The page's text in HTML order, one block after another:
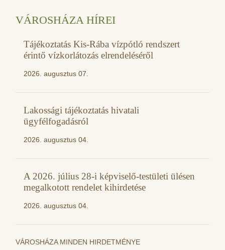
VÁROSHÁZA HÍREI
Tájékoztatás Kis-Rába vízpótló rendszert
érintő vízkorlátozás elrendeléséről
2026. augusztus 07.
Lakossági tájékoztatás hivatali
ügyfélfogadásról
2026. augusztus 04.
A 2026. július 28-i képviselő-testületi ülésen
megalkotott rendelet kihirdetése
2026. augusztus 04.
VÁROSHÁZA MINDEN HIRDETMÉNYE